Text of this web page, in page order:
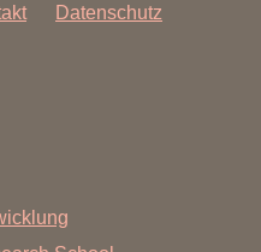
Datenschutz